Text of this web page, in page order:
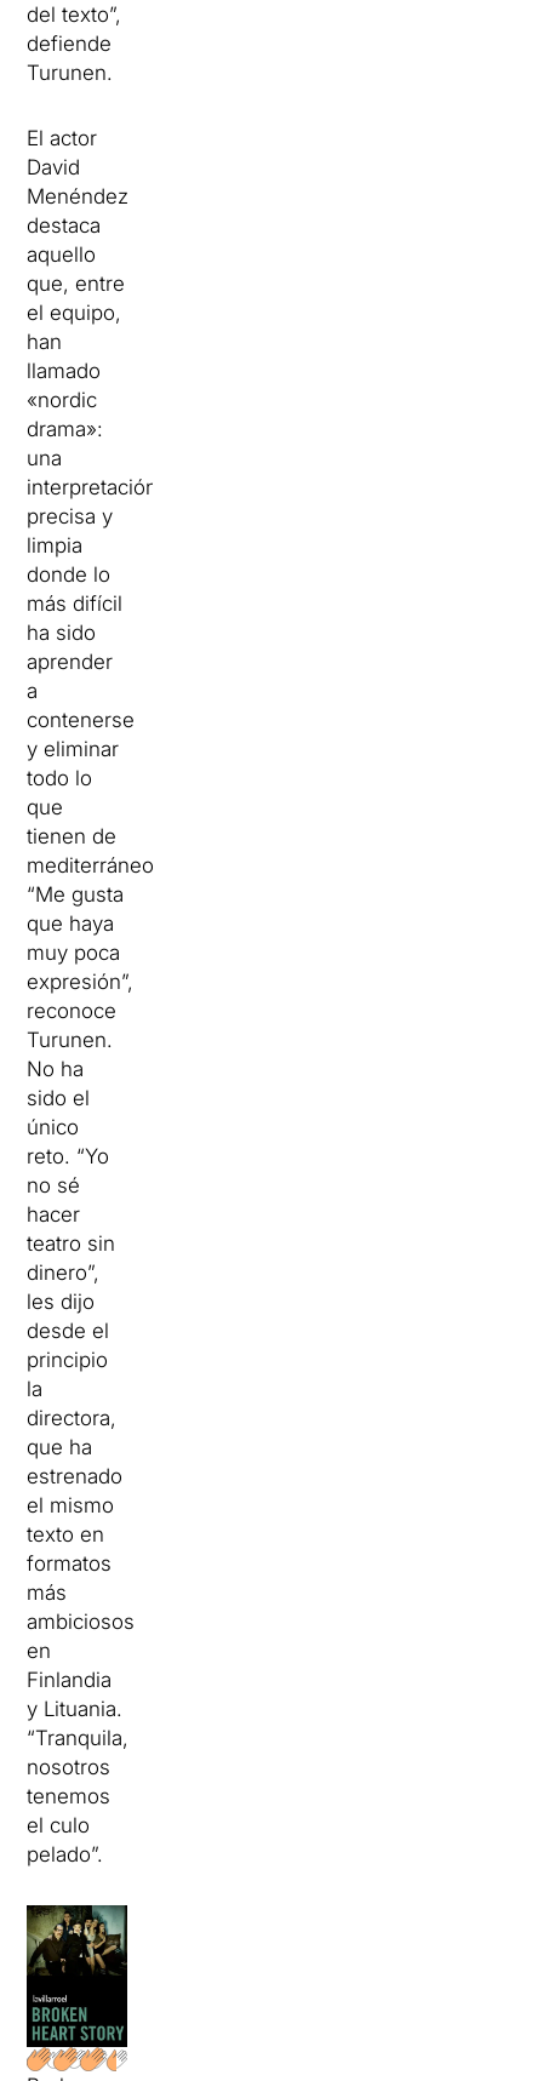
del texto”,
defiende
Turunen.
El actor
David
Menéndez
destaca
aquello
que, entre
el equipo,
han
llamado
«nordic
drama»:
una
interpretación
precisa y
limpia
donde lo
más difícil
ha sido
aprender
a
contenerse
y eliminar
todo lo
que
tienen de
mediterráneo.
“Me gusta
que haya
muy poca
expresión”,
reconoce
Turunen.
No ha
sido el
único
reto. “Yo
no sé
hacer
teatro sin
dinero”,
les dijo
desde el
principio
la
directora,
que ha
estrenado
el mismo
texto en
formatos
más
ambiciosos
en
Finlandia
y Lituania.
“Tranquila,
nosotros
tenemos
el culo
pelado”.